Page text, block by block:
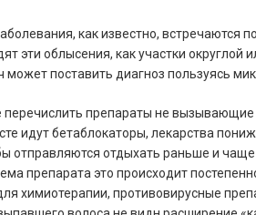
как известно, встречаются
эти облысения, как участки
поставить диагноз пользуясь
перечислить препараты не
идут бетаблокаторы, лекарства
отправляются отдыхать раньше и
препарата это происходит
химиотерапии, противовирусные